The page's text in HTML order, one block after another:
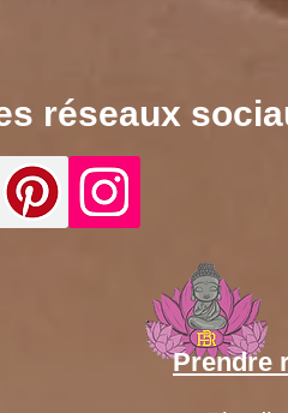
réseaux
Prendre